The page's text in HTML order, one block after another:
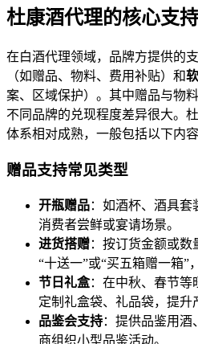
杜康酒代理的核心支
在白酒代理领域，品牌方提供的
（如赠品、物料、费用补贴）和
案、区域保护）。其中赠品与物
不同品牌的兑现程度差异很大。
体系相对成熟，一般包括以下内容
赠品支持常见类型
开瓶赠品：如酒杯、酒具
消费者尝鲜或宴请场景。
进货搭赠：按订货金额或数
“十送一”或“买五箱赠一箱”
节日礼盒：在中秋、春节等
定制礼盒袋、礼品袋，提升
品鉴会支持：提供品鉴用酒
商组织小型品鉴活动。